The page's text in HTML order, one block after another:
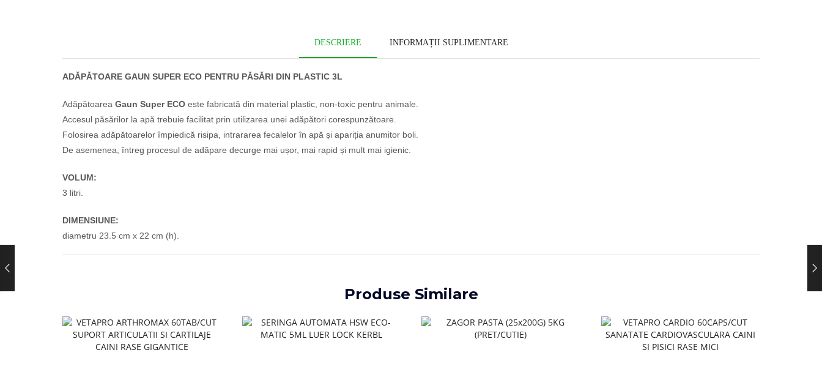
DESCRIERE INFORMAȚII SUPLIMENTARE
ADĂPĂTOARE GAUN SUPER ECO PENTRU PĂSĂRI DIN PLASTIC 3L
Adăpătoarea Gaun Super ECO este fabricată din material plastic, non-toxic pentru animale.
Accesul păsărilor la apă trebuie facilitat prin utilizarea unei adăpători corespunzătoare.
Folosirea adăpătoarelor împiedică risipa, intrararea fecalelor în apă și apariția anumitor boli.
De asemenea, întreg procesul de adăpare decurge mai ușor, mai rapid și mult mai igienic.
VOLUM:
3 litri.
DIMENSIUNE:
diametru 23.5 cm x 22 cm (h).
Produse Similare